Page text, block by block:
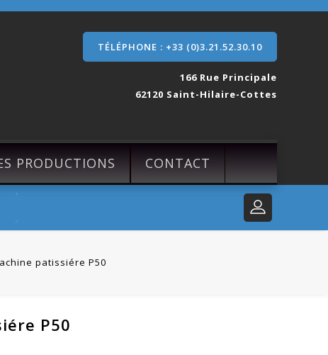
TÉLÉPHONE : +33 (0)3.21.52.30.10
166 Rue Principale
62120 Saint-Hilaire-Cottes
PRODUCTIONS CONTACT
patissiére P50
P50